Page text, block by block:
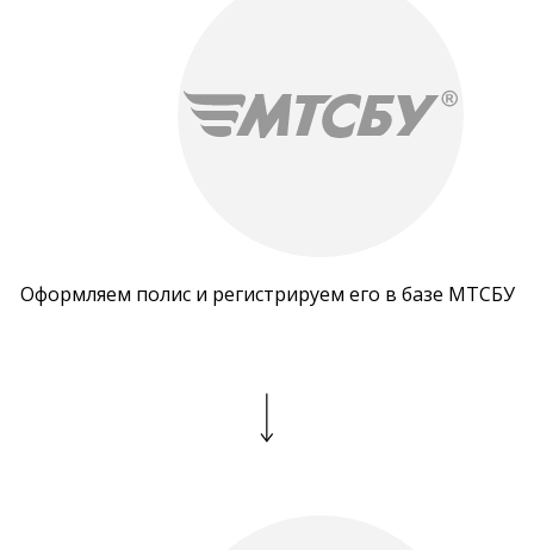
Оформляем полис и регистрируем его в базе МТСБУ